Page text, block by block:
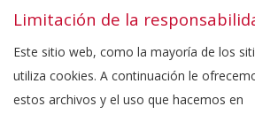
Limitación de la
Este sitio web, como la mayoría de los
utiliza cookies. A continuación le
estos archivos y el uso que hacemos en